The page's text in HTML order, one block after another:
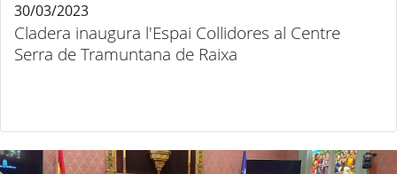
Cladera inaugura l'Espai Collidores al Centre
Serra de Tramuntana de Raixa
30/03/2023